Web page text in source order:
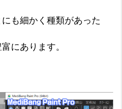
も細かく種類があった
にあります。